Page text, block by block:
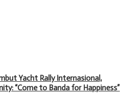
Yacht Rally Internasional,
“Come to Banda for Happiness”